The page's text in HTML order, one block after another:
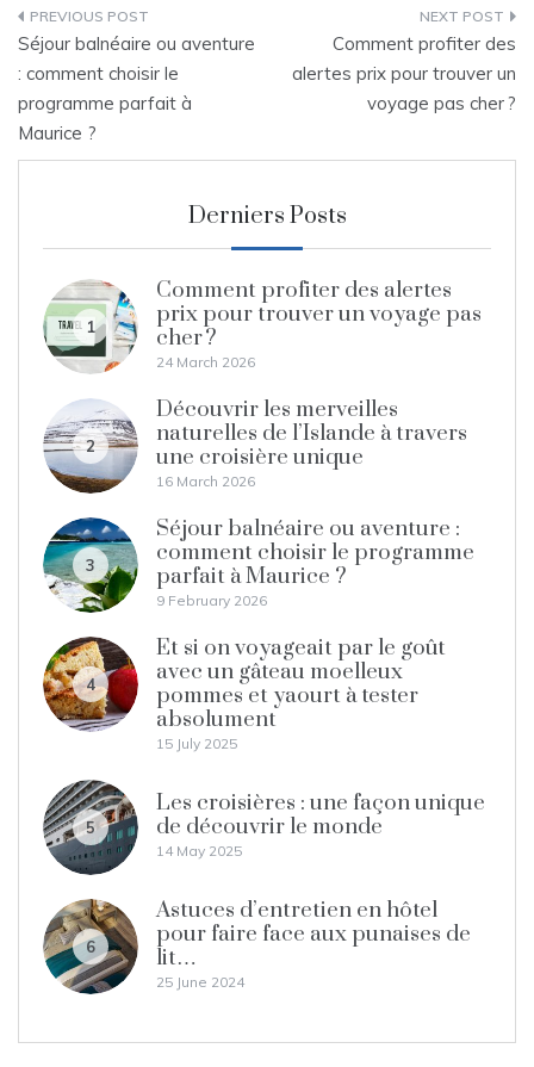
Post
navigation
Séjour balnéaire ou aventure
: comment choisir le
programme parfait à
Maurice ?
Comment profiter des
alertes prix pour trouver un
voyage pas cher ?
Derniers Posts
1
Comment profiter des alertes
prix pour trouver un voyage pas
cher ?
24 March 2026
2
Découvrir les merveilles
naturelles de l’Islande à travers
une croisière unique
16 March 2026
3
Séjour balnéaire ou aventure :
comment choisir le programme
parfait à Maurice ?
9 February 2026
4
Et si on voyageait par le goût
avec un gâteau moelleux
pommes et yaourt à tester
absolument
15 July 2025
5
Les croisières : une façon unique
de découvrir le monde
14 May 2025
6
Astuces d’entretien en hôtel
pour faire face aux punaises de
lit…
25 June 2024